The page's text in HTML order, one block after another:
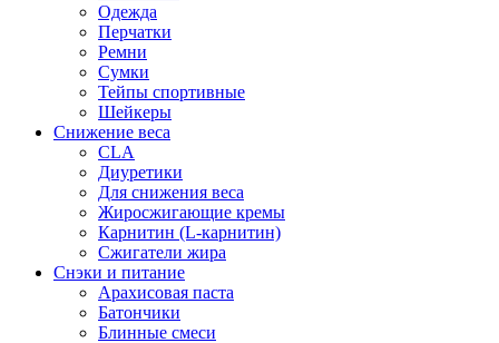
Одежда
Перчатки
Ремни
Сумки
Тейпы спортивные
Шейкеры
Снижение веса
CLA
Диуретики
Для снижения веса
Жиросжигающие кремы
Карнитин (L-карнитин)
Сжигатели жира
Снэки и питание
Арахисовая паста
Батончики
Блинные смеси